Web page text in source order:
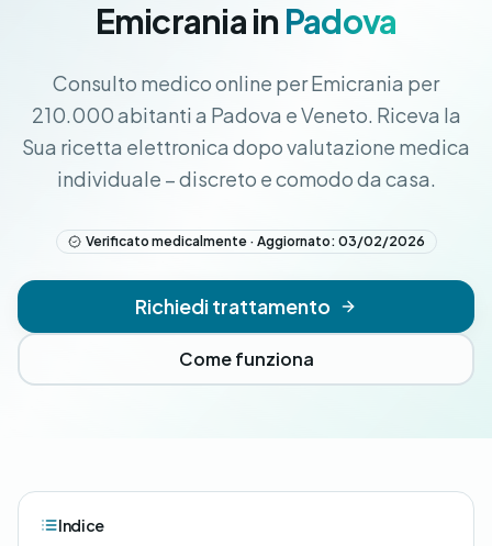
Emicrania in Padova
Consulto medico online per Emicrania per
210.000 abitanti a Padova e Veneto. Riceva la
Sua ricetta elettronica dopo valutazione medica
individuale – discreto e comodo da casa.
Verificato medicalmente · Aggiornato: 03/02/2026
Richiedi trattamento
Come funziona
Indice